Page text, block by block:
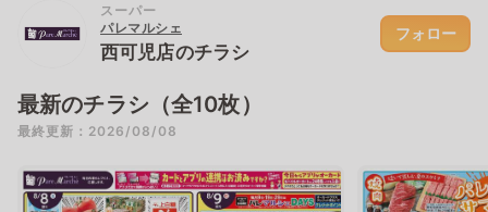
スーパー
パレマルシェ
西可児店のチラシ
フォロー
最新のチラシ（全10枚）
最終更新：2026/08/08